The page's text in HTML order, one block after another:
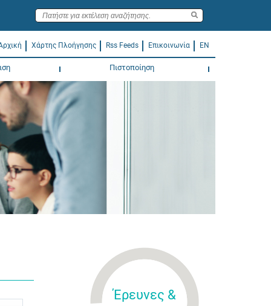
Χάρτης Πλοήγησης Rss Feeds Επικοινωνία EN
Πιστοποίηση
Έρευνες &